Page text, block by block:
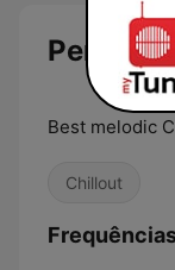
Perfect
Best melodic
Chillout